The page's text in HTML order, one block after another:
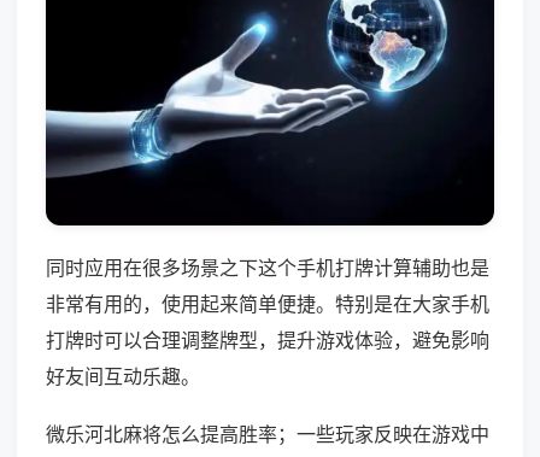
同时应用在很多场景之下这个手机打牌计算辅助也是
非常有用的，使用起来简单便捷。特别是在大家手机
打牌时可以合理调整牌型，提升游戏体验，避免影响
好友间互动乐趣。
微乐河北麻将怎么提高胜率；一些玩家反映在游戏中